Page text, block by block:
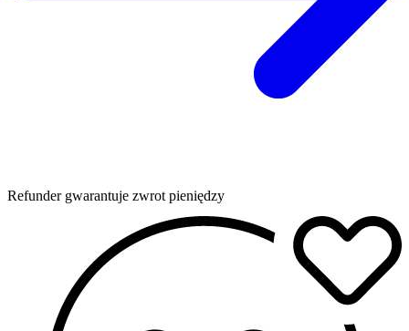
Refunder gwarantuje zwrot pieniędzy